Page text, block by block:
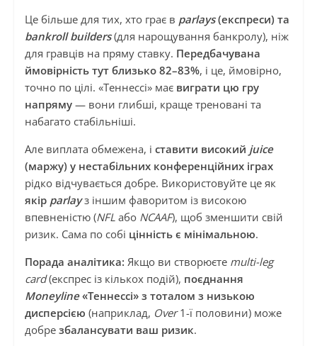
Це більше для тих, хто грає в parlays(експреси) та
bankroll builders(для нарощування банкролу), ніж
для гравців на пряму ставку. Передбачувана
ймовірність тут близько 82–83%, і це, ймовірно,
точно по цілі. «Теннессі» має виграти цю гру
напряму— вони глибші, краще треновані та
набагато стабільніші.
Але виплата обмежена, і ставити високий juice
(маржу) у нестабільних конференційних іграх
рідко відчувається добре. Використовуйте це як
якір parlayз іншим фаворитом із високою
впевненістю (NFLабо NCAAF), щоб зменшити свій
ризик. Сама по собі цінність є мінімальною.
Порада аналітика: Якщо ви створюєте multi-leg
card(експрес із кількох подій), поєднання
Moneyline«Теннессі» з тоталом з низькою
дисперсією (наприклад, Over1-ї половини) може
добре збалансувати ваш ризик.